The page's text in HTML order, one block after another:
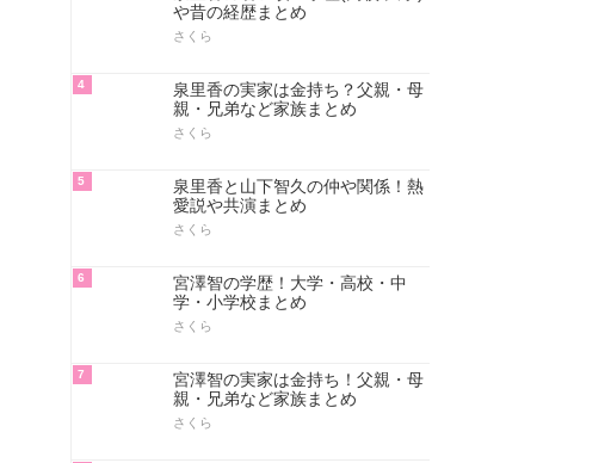
や昔の経歴まとめ
さくら
4
泉里香の実家は金持ち？父親・母
親・兄弟など家族まとめ
さくら
5
泉里香と山下智久の仲や関係！熱
愛説や共演まとめ
さくら
6
宮澤智の学歴！大学・高校・中
学・小学校まとめ
さくら
7
宮澤智の実家は金持ち！父親・母
親・兄弟など家族まとめ
さくら